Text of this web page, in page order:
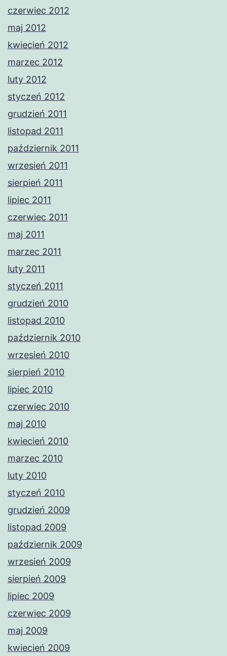
czerwiec 2012
maj 2012
kwiecień 2012
marzec 2012
luty 2012
styczeń 2012
grudzień 2011
listopad 2011
październik 2011
wrzesień 2011
sierpień 2011
lipiec 2011
czerwiec 2011
maj 2011
marzec 2011
luty 2011
styczeń 2011
grudzień 2010
listopad 2010
październik 2010
wrzesień 2010
sierpień 2010
lipiec 2010
czerwiec 2010
maj 2010
kwiecień 2010
marzec 2010
luty 2010
styczeń 2010
grudzień 2009
listopad 2009
październik 2009
wrzesień 2009
sierpień 2009
lipiec 2009
czerwiec 2009
maj 2009
kwiecień 2009